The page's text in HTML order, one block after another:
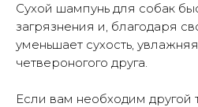
Сухой шампунь для собак
загрязнения и, благодаря
уменьшает сухость,
четвероногого друга.
Если вам необходим другой